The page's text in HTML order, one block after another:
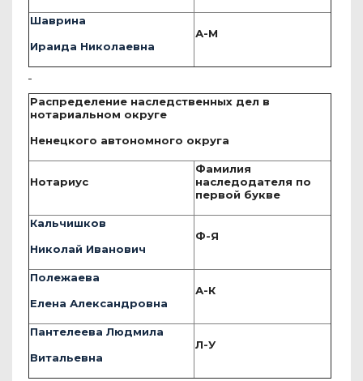
Шаврина
Ираида Николаевна
А-М
Распределение наследственных дел в
нотариальном округе
Ненецкого автономного округа
Нотариус
Фамилия
наследодателя по
первой букве
Кальчишков
Николай Иванович
Ф-Я
Полежаева
Елена Александровна
А-К
Пантелеева Людмила
Витальевна
Л-У